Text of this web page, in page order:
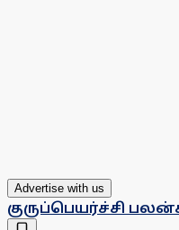
Advertise with us
குருப்பெயர்ச்சி